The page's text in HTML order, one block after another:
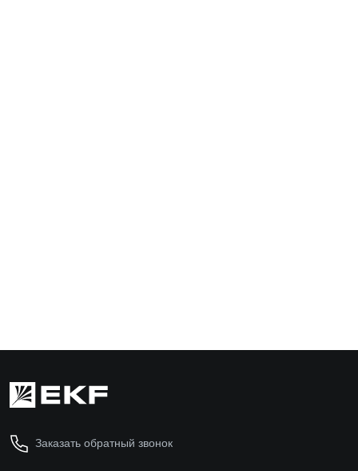
Заказать обратный звонок